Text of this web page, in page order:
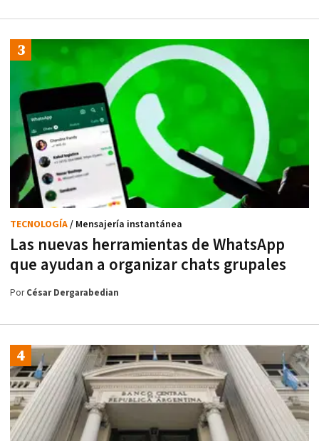
Las nuevas herramientas de WhatsApp
que ayudan a organizar chats grupales
TECNOLOGÍA/ Mensajería instantánea
PorCésar Dergarabedian